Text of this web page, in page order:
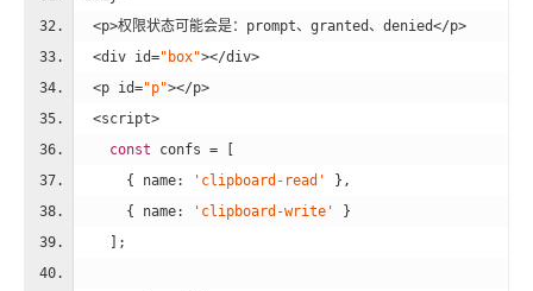
<p>权限状态可能会是：prompt、granted、denied</p>
<div id="box"></div>
<p id="p"></p>
<script>
const confs = [
      {
name: 'clipboard-read'
},
      {
name: 'clipboard-write'
}
    ];